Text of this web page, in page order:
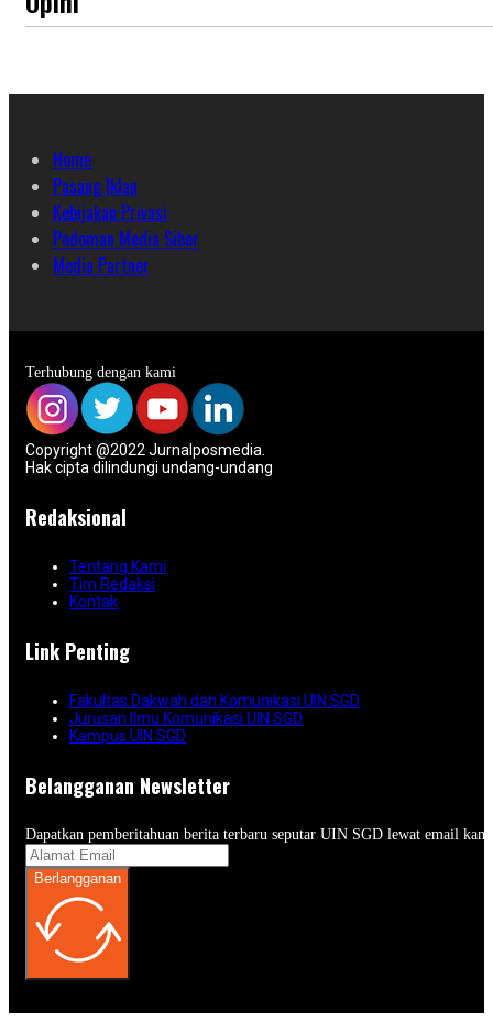
Home
Pasang Iklan
Kebijakan Privasi
Pedoman Media Siber
Media Partner
Terhubung dengan kami
Copyright @2022 Jurnalposmedia.
Hak cipta dilindungi undang-undang
Redaksional
Tentang Kami
Tim Redaksi
Kontak
Link Penting
Fakultas Dakwah dan Komunikasi UIN SGD
Jurusan Ilmu Komunikasi UIN SGD
Kampus UIN SGD
Belangganan Newsletter
Dapatkan pemberitahuan berita terbaru seputar UIN SGD lewat email
Berlangganan